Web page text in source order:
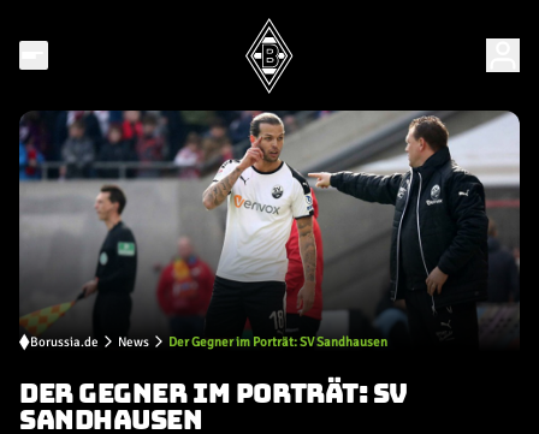
Borussia.de News Der Gegner im Porträt: SV Sandhausen
DER GEGNER IM PORTRÄT: SV
SANDHAUSEN